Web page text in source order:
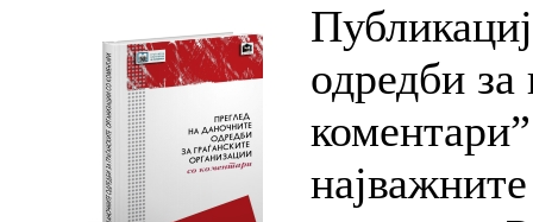
одредби за